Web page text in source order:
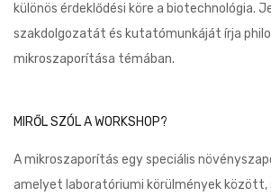
különös érdeklődési köre a biotechnológia.
szakdolgozatát és kutatómunkáját írja
mikroszaporítása témában.
MIRŐL SZÓL A WORKSHOP?
A mikroszaporítás egy speciális
amelyet laboratóriumi körülmények